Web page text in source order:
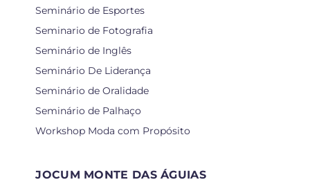
Seminário de Esportes
Seminario de Fotografia
Seminário de Inglês
Seminário De Liderança
Seminário de Oralidade
Seminário de Palhaço
Workshop Moda com Propósito
JOCUM MONTE DAS ÁGUIAS